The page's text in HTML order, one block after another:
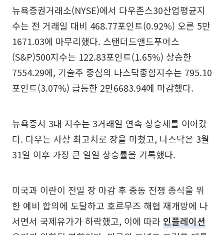
뉴욕증권거래소(NYSE)에서 다우존스30산업평균지
수는 전 거래일 대비 468.77포인트(0.92%) 오른 5만
1671.03에 마무리했다. 스탠더드앤드푸어스
(S&P)500지수는 122.83포인트(1.65%) 상승한
7554.29에, 기술주 중심의 나스닥종합지수는 795.10
포인트(3.07%) 급등한 2만6683.94에 마감했다.
뉴욕증시 3대 지수는 3거래일 연속 상승세를 이어갔
다. 다우는 사상 최고치로 장을 마쳤고, 나스닥은 3월
31일 이후 가장 큰 일일 상승률을 기록했다.
미국과 이란이 전일 장 마감 후 중동 전쟁 종식을 위
한 예비 합의에 도달하고 호르무즈 해협 재개방에 나
서면서 국제유가가 하락했고, 이에 따라인플레이션